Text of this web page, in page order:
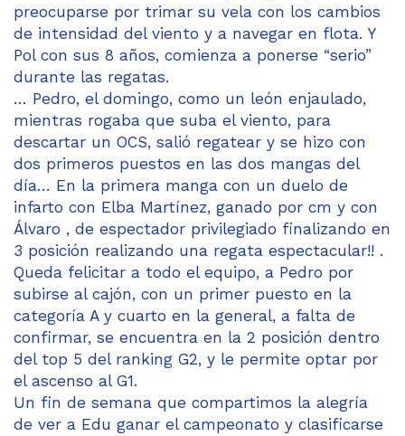
preocuparse por trimar su vela con los cambios
de intensidad del viento y a navegar en flota. Y
Pol con sus 8 años, comienza a ponerse “serio”
durante las regatas.
… Pedro, el domingo, como un león enjaulado,
mientras rogaba que suba el viento, para
descartar un OCS, salió regatear y se hizo con
dos primeros puestos en las dos mangas del
día… En la primera manga con un duelo de
infarto con Elba Martínez, ganado por cm y con
Álvaro , de espectador privilegiado finalizando en
3 posición realizando una regata espectacular!! .
Queda felicitar a todo el equipo, a Pedro por
subirse al cajón, con un primer puesto en la
categoría A y cuarto en la general, a falta de
confirmar, se encuentra en la 2 posición dentro
del top 5 del ranking G2, y le permite optar por
el ascenso al G1.
Un fin de semana que compartimos la alegría
de ver a Edu ganar el campeonato y clasificarse